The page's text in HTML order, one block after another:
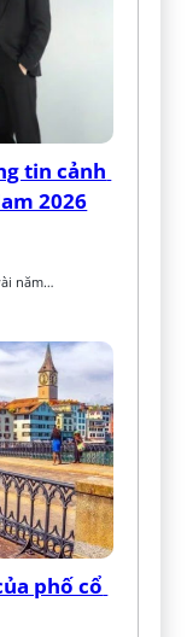
tin cảnh
2026
năm…
phố cổ